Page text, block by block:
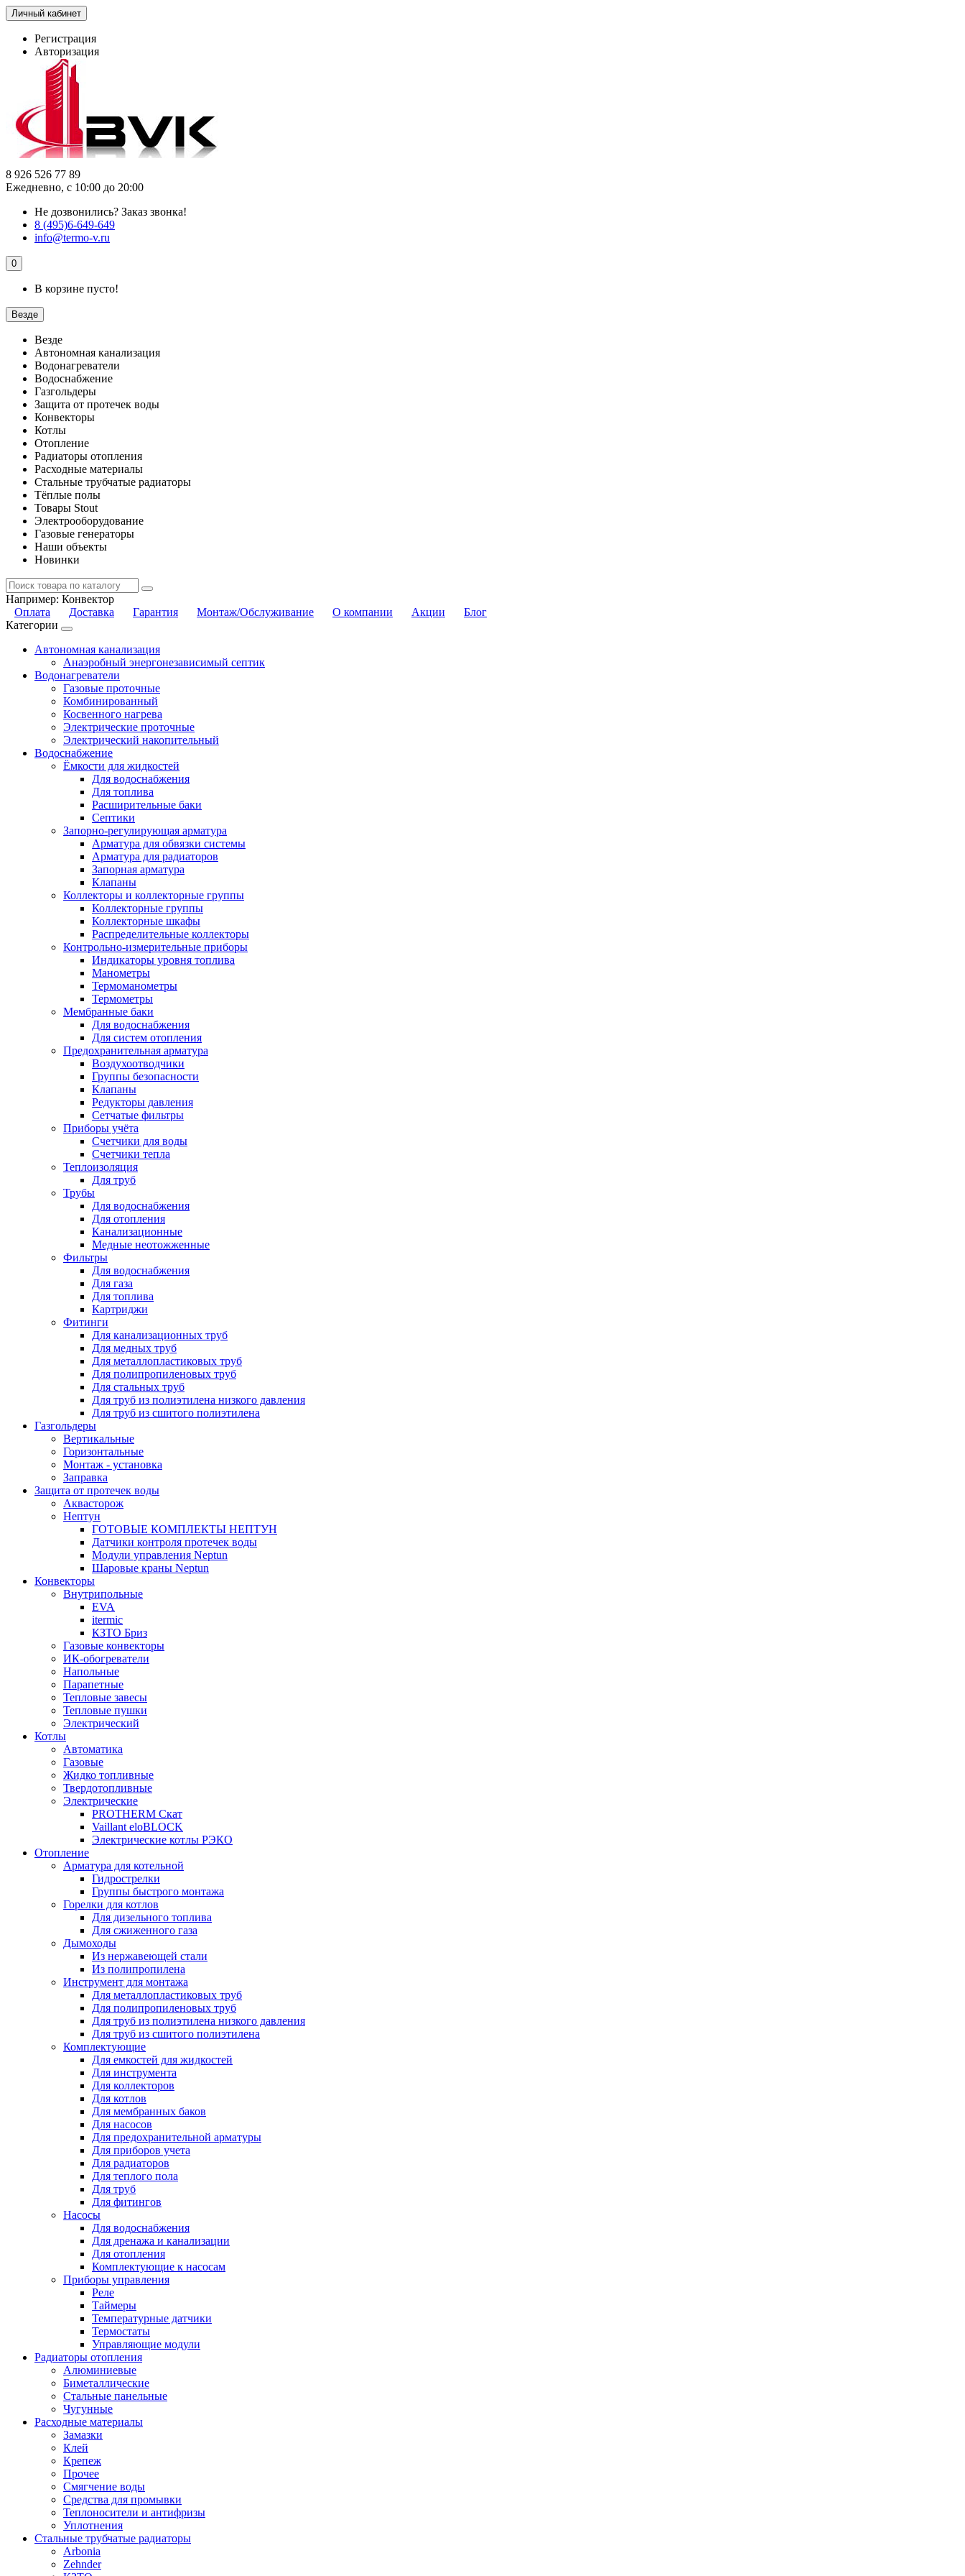
Личный кабинет
Регистрация
Авторизация
8 926 526 77 89
Ежедневно, с 10:00 до 20:00
Не дозвонились? Заказ звонка!
8 (495)6-649-649
info@termo-v.ru
0
В корзине пусто!
Везде
Везде
Автономная канализация
Водонагреватели
Водоснабжение
Газгольдеры
Защита от протечек воды
Конвекторы
Котлы
Отопление
Радиаторы отопления
Расходные материалы
Стальные трубчатые радиаторы
Тёплые полы
Товары Stout
Электрооборудование
Газовые генераторы
Наши объекты
Новинки
Например: Конвектор
Оплата
Доставка Гарантия Монтаж/Обслуживание О компании Акции
Блог
Категории
Автономная канализация
Анаэробный энергонезависимый септик
Водонагреватели
Газовые проточные
Комбинированный
Косвенного нагрева
Электрические проточные
Электрический накопительный
Водоснабжение
Ёмкости для жидкостей
Для водоснабжения
Для топлива
Расширительные баки
Септики
Запорно-регулирующая арматура
Арматура для обвязки системы
Арматура для радиаторов
Запорная арматура
Клапаны
Коллекторы и коллекторные группы
Коллекторные группы
Коллекторные шкафы
Распределительные коллекторы
Контрольно-измерительные приборы
Индикаторы уровня топлива
Манометры
Термоманометры
Термометры
Мембранные баки
Для водоснабжения
Для систем отопления
Предохранительная арматура
Воздухоотводчики
Группы безопасности
Клапаны
Редукторы давления
Сетчатые фильтры
Приборы учёта
Счетчики для воды
Счетчики тепла
Теплоизоляция
Для труб
Трубы
Для водоснабжения
Для отопления
Канализационные
Медные неотожженные
Фильтры
Для водоснабжения
Для газа
Для топлива
Картриджи
Фитинги
Для канализационных труб
Для медных труб
Для металлопластиковых труб
Для полипропиленовых труб
Для стальных труб
Для труб из полиэтилена низкого давления
Для труб из сшитого полиэтилена
Газгольдеры
Вертикальные
Горизонтальные
Монтаж - установка
Заправка
Защита от протечек воды
Аквасторож
Нептун
ГОТОВЫЕ КОМПЛЕКТЫ НЕПТУН
Датчики контроля протечек воды
Модули управления Neptun
Шаровые краны Neptun
Конвекторы
Внутрипольные
EVA
itermic
КЗТО Бриз
Газовые конвекторы
ИК-обогреватели
Напольные
Парапетные
Тепловые завесы
Тепловые пушки
Электрический
Котлы
Автоматика
Газовые
Жидко топливные
Твердотопливные
Электрические
PROTHERM Скат
Vaillant eloBLOCK
Электрические котлы РЭКО
Отопление
Арматура для котельной
Гидрострелки
Группы быстрого монтажа
Горелки для котлов
Для дизельного топлива
Для сжиженного газа
Дымоходы
Из нержавеющей стали
Из полипропилена
Инструмент для монтажа
Для металлопластиковых труб
Для полипропиленовых труб
Для труб из полиэтилена низкого давления
Для труб из сшитого полиэтилена
Комплектующие
Для емкостей для жидкостей
Для инструмента
Для коллекторов
Для котлов
Для мембранных баков
Для насосов
Для предохранительной арматуры
Для приборов учета
Для радиаторов
Для теплого пола
Для труб
Для фитингов
Насосы
Для водоснабжения
Для дренажа и канализации
Для отопления
Комплектующие к насосам
Приборы управления
Реле
Таймеры
Температурные датчики
Термостаты
Управляющие модули
Радиаторы отопления
Алюминиевые
Биметаллические
Стальные панельные
Чугунные
Расходные материалы
Замазки
Клей
Крепеж
Прочее
Смягчение воды
Средства для промывки
Теплоносители и антифризы
Уплотнения
Стальные трубчатые радиаторы
Arbonia
Zehnder